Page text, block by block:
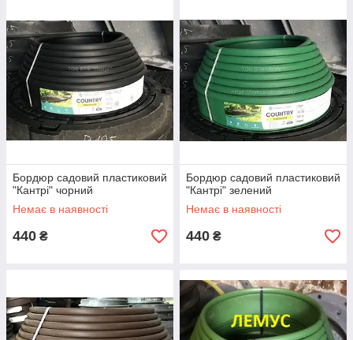
Бордюр садовий пластиковий
"Кантрі" чорний
Немає в наявності
440 ₴
Бордюр садовий пластиковий
"Кантрі" зелений
Немає в наявності
440 ₴